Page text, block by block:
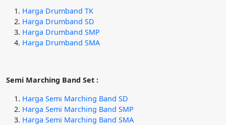
Harga Drumband TK
Harga Drumband SD
Harga Drumband SMP
Harga Drumband SMA
Semi Marching Band Set :
Harga Semi Marching Band SD
Harga Semi Marching Band SMP
Harga Semi Marching Band SMA